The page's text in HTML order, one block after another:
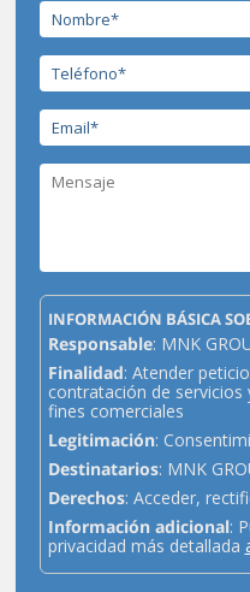
INFORMACIÓN BÁSICA
Responsable: MNK
Finalidad: Atender
contratación de
fines comerciales
Legitimación:
Destinatarios: MNK
Derechos: Acceder,
Información adicional:
privacidad más detallada